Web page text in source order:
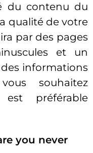
du contenu du
qualité de votre
par des pages
et un
des informations
souhaitez
préférable
you never